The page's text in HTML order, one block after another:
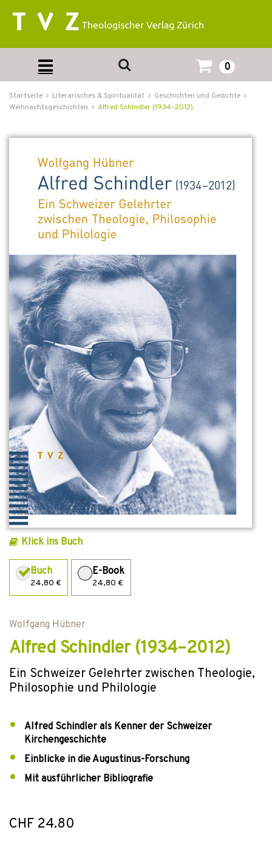
0
Startseite Literarisches & Spiritualität
Geschichten und Gedichte
Weihnachtsgeschichten
Alfred Schindler (1934–2012)
Klick ins Buch
Buch
24,80 €
E-Book
24,80 €
Wolfgang Hübner
Alfred Schindler (1934–2012)
Ein Schweizer Gelehrter zwischen Theologie,
Philosophie und Philologie
Alfred Schindler als Kenner der Schweizer
Kirchengeschichte
Einblicke in die Augustinus-Forschung
Mit ausführlicher Bibliografie
CHF 24.80